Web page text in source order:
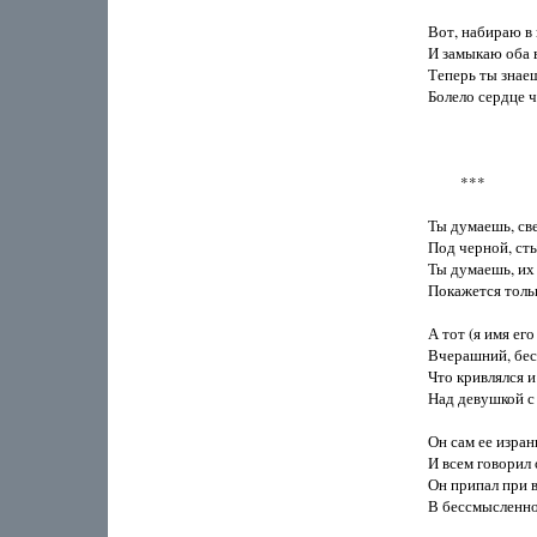
Вот, набираю в
И замыкаю оба
Теперь ты
Болело сердце
         ***
Ты думаешь,
Под черной,
Ты думаешь, их
Покажется
А тот (я имя
Вчерашний,
Что кривлялся
Над девушкой
Он сам ее
И всем говорил
Он припал при
В